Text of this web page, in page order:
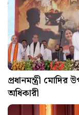
প্রধানমন্ত্রী মোদির
অধিকারী